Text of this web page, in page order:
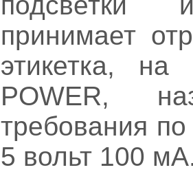
принимает
этикетка, на
POWER,
требования
5 вольт 100